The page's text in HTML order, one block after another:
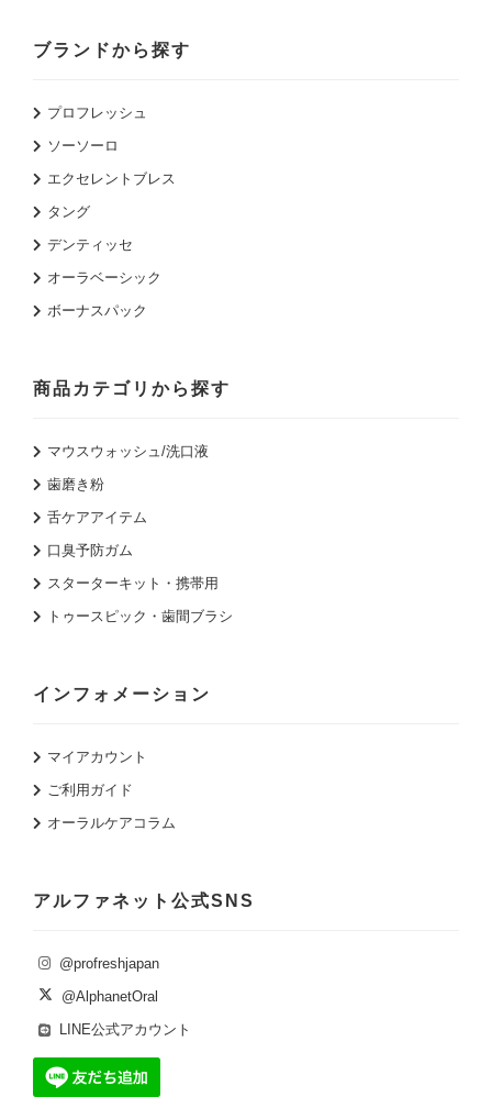
ブランドから探す
プロフレッシュ
ソーソーロ
エクセレントブレス
タング
デンティッセ
オーラベーシック
ボーナスパック
商品カテゴリから探す
マウスウォッシュ/洗口液
歯磨き粉
舌ケアアイテム
口臭予防ガム
スターターキット・携帯用
トゥースピック・歯間ブラシ
インフォメーション
マイアカウント
ご利用ガイド
オーラルケアコラム
アルファネット公式SNS
@profreshjapan
@AlphanetOral
LINE公式アカウント